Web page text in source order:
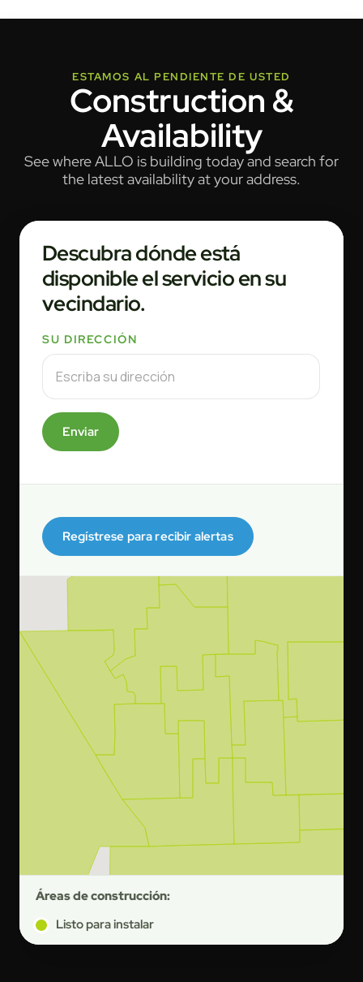
ESTAMOS AL PENDIENTE DE USTED
Construction &
Availability
See where ALLO is building today and search for
the latest availability at your address.
Descubra dónde está
disponible el servicio en su
vecindario.
SU DIRECCIÓN
Enviar
Regístrese para recibir alertas
Áreas de construcción:
Listo para instalar